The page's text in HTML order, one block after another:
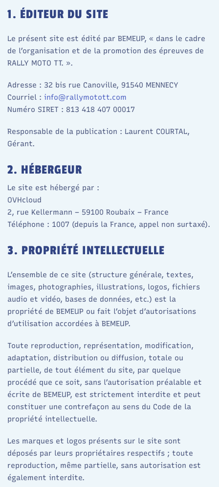
1. ÉDITEUR DU SITE
Le présent site est édité par BEMEUP, « dans le cadre
de l’organisation et de la promotion des épreuves de
RALLY MOTO TT. ».
Adresse : 32 bis rue Canoville, 91540 MENNECY
Courriel : info@rallymotott.com
Numéro SIRET : 813 418 407 00017
Responsable de la publication : Laurent COURTAL,
Gérant.
2. HÉBERGEUR
Le site est hébergé par :
OVHcloud
2, rue Kellermann – 59100 Roubaix – France
Téléphone : 1007 (depuis la France, appel non surtaxé).
3. PROPRIÉTÉ INTELLECTUELLE
L’ensemble de ce site (structure générale, textes,
images, photographies, illustrations, logos, fichiers
audio et vidéo, bases de données, etc.) est la
propriété de BEMEUP ou fait l’objet d’autorisations
d’utilisation accordées à BEMEUP.
Toute reproduction, représentation, modification,
adaptation, distribution ou diffusion, totale ou
partielle, de tout élément du site, par quelque
procédé que ce soit, sans l’autorisation préalable et
écrite de BEMEUP, est strictement interdite et peut
constituer une contrefaçon au sens du Code de la
propriété intellectuelle.
Les marques et logos présents sur le site sont
déposés par leurs propriétaires respectifs ; toute
reproduction, même partielle, sans autorisation est
également interdite.